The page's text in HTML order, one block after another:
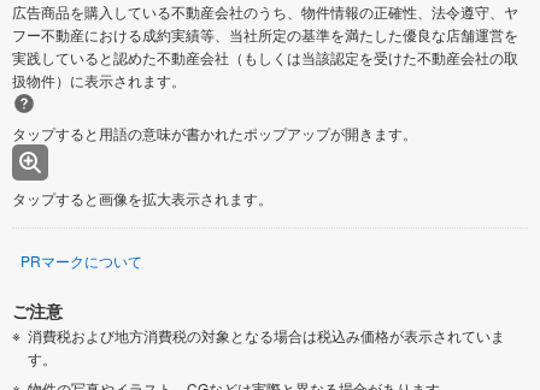
広告商品を購入している不動産会社のうち、物件情報の正確性、法令遵守、ヤ
フー不動産における成約実績等、当社所定の基準を満たした優良な店舗運営を
実践していると認めた不動産会社（もしくは当該認定を受けた不動産会社の取
扱物件）に表示されます。
タップすると用語の意味が書かれたポップアップが開きます。
タップすると画像を拡大表示されます。
PRマークについて
ご注意
消費税および地方消費税の対象となる場合は税込み価格が表示されていま
す。